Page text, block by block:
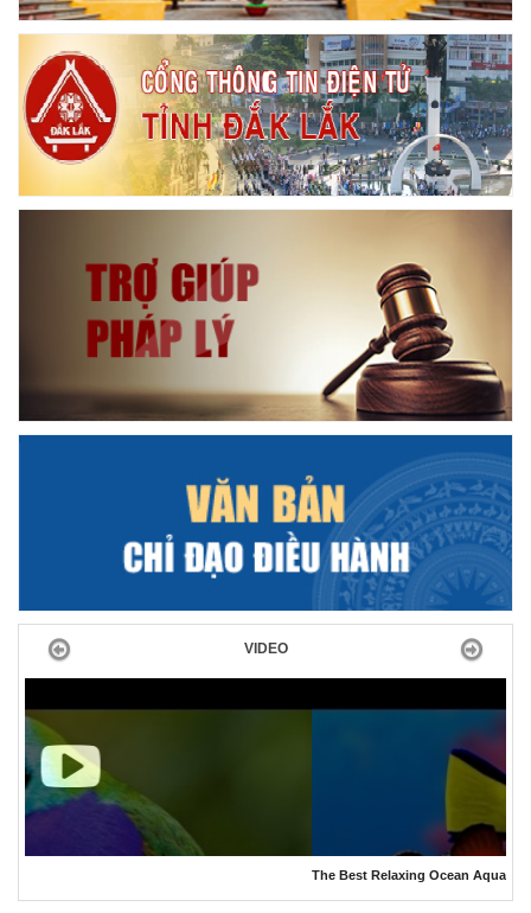
VIDEO
Previous Next